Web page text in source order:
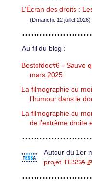
L’Écran des droits :
(Dimanche 12 juillet 2026)
Au fil du blog :
Bestofdoc#6 - Sauve
mars 2025
La filmographie du
l’humour dans le
La filmographie du
de l’extrême droite
Autour du 1er
projet TESSA